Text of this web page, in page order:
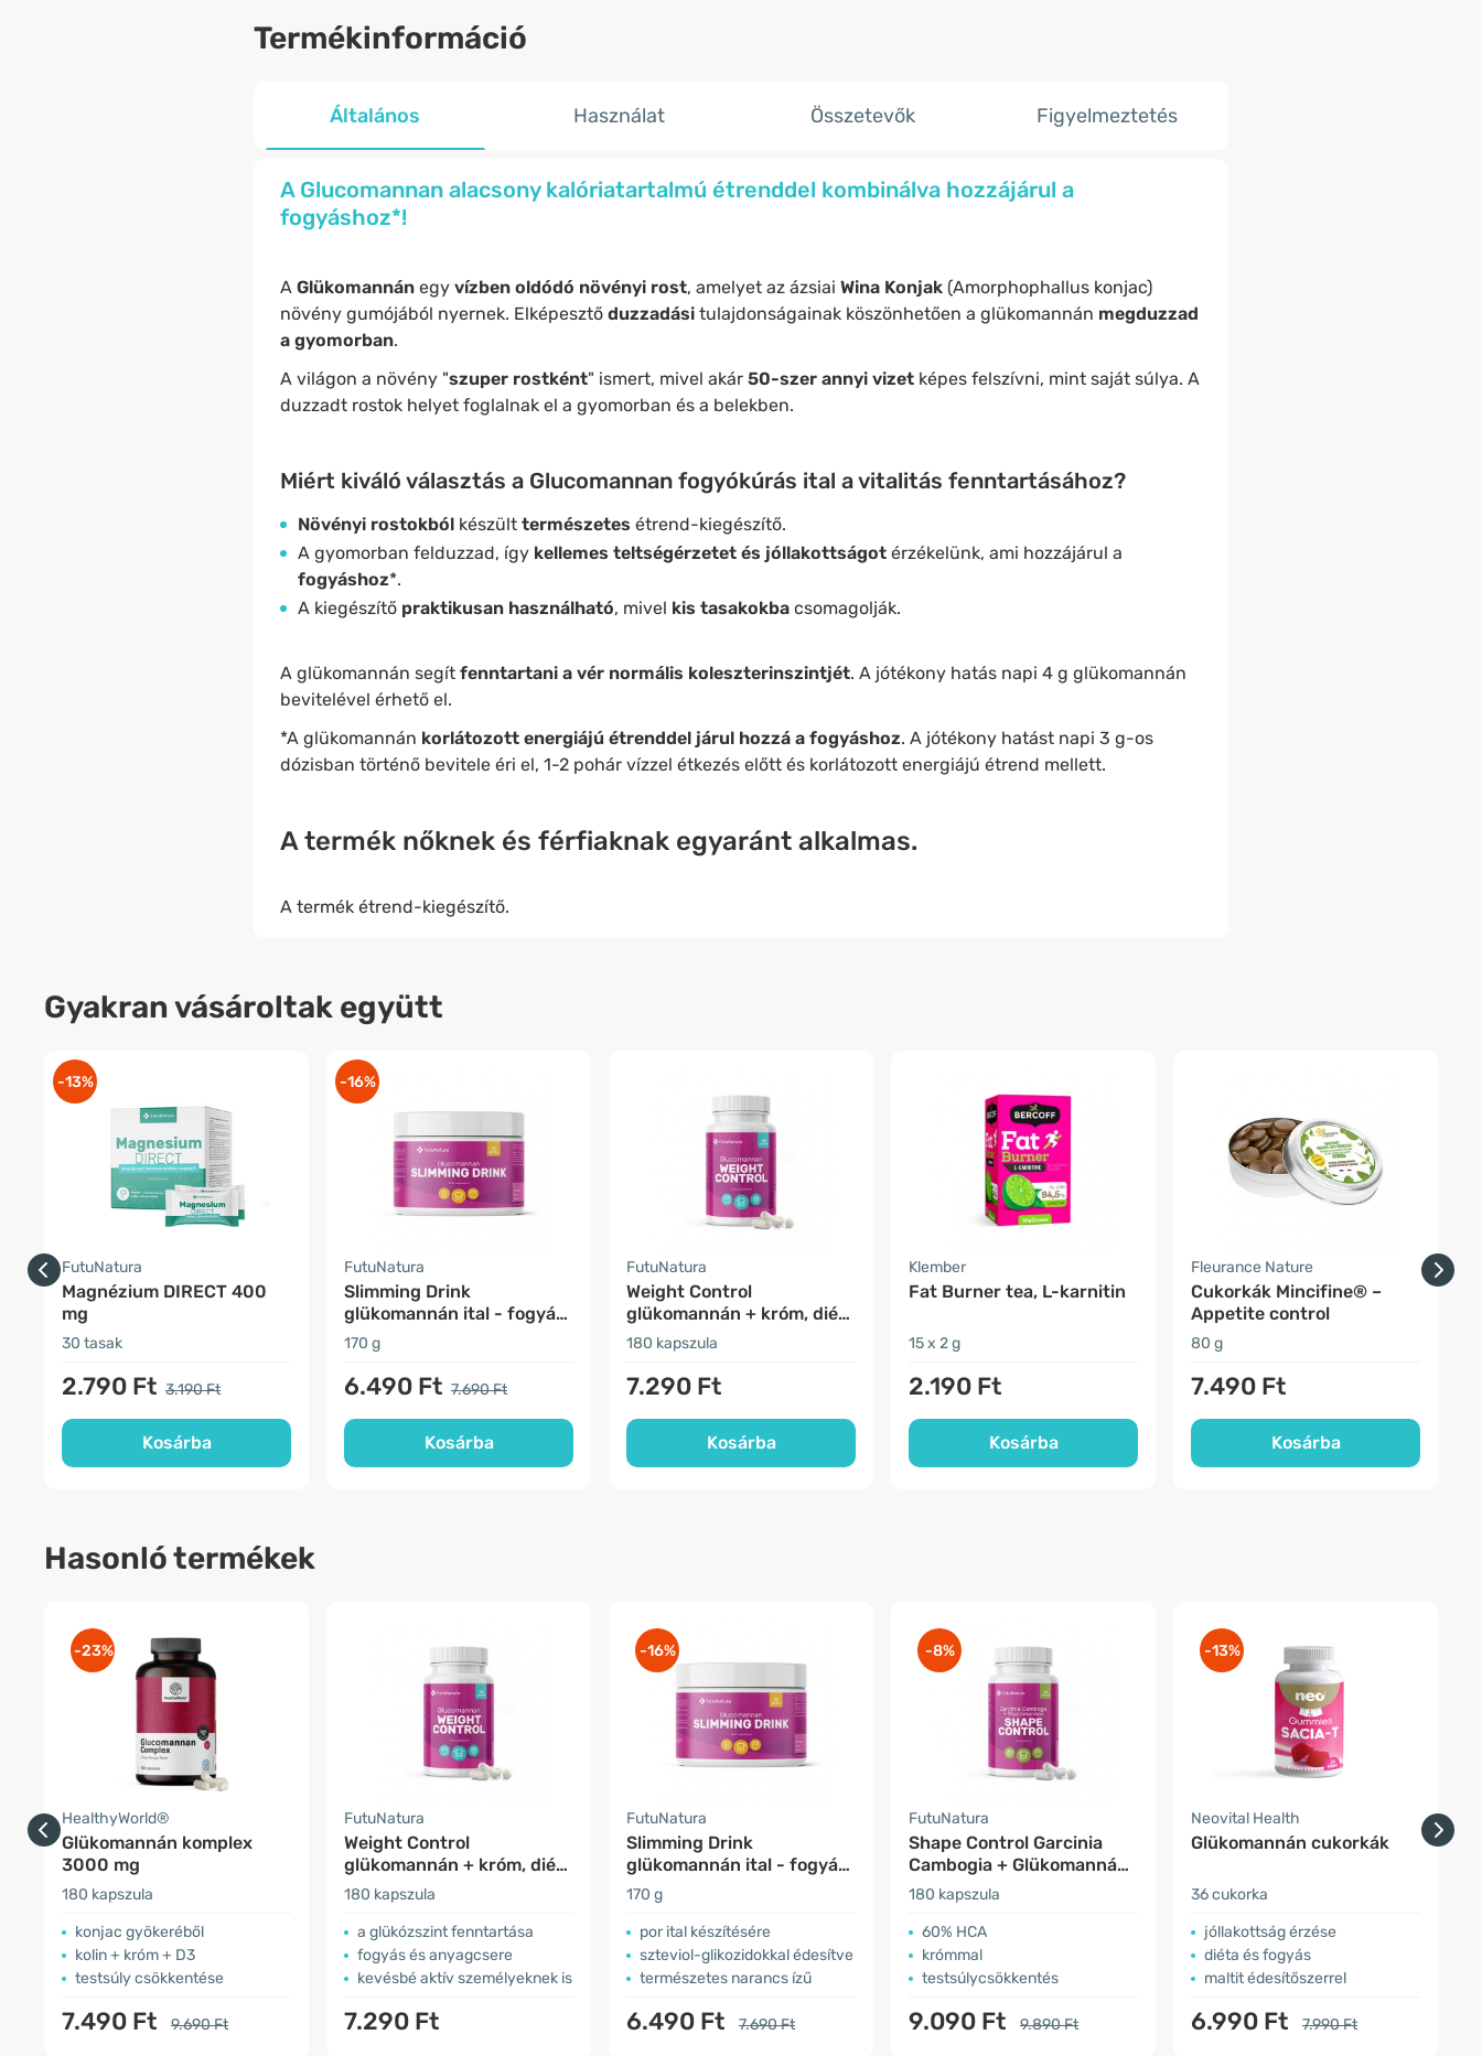
Termékinformáció
Általános Használat Összetevők Figyelmeztetés
A Glucomannan alacsony kalóriatartalmú étrenddel kombinálva hozzájárul a
fogyáshoz*!
A Glükomannánegy vízben oldódó növényi rost, amelyet az ázsiai Wina Konjak(Amorphophallus konjac)
növény gumójából nyernek. Elképesztő duzzadásitulajdonságainak köszönhetően a glükomannán megduzzad
a gyomorban.
A világon a növény "szuper rostként" ismert, mivel akár 50-szer annyi vizet képes felszívni, mint saját súlya. A
duzzadt rostok helyet foglalnak el a gyomorban és a belekben.
Miért kiváló választás a Glucomannan fogyókúrás ital a vitalitás fenntartásához?
Növényi rostokbólkészült természetes étrend-kiegészítő.
A gyomorban felduzzad, így kellemes teltségérzetet és jóllakottságot érzékelünk, ami hozzájárul a
fogyáshoz*.
A kiegészítő praktikusan használható, mivel kis tasakokbacsomagolják.
A glükomannán segít fenntartani a vér normális koleszterinszintjét. A jótékony hatás napi 4 g glükomannán
bevitelével érhető el.
*A glükomannán korlátozott energiájú étrenddel járul hozzá a fogyáshoz. A jótékony hatást napi 3 g-os
dózisban történő bevitele éri el, 1-2 pohár vízzel étkezés előtt és korlátozott energiájú étrend mellett.
A termék nőknek és férfiaknak egyaránt alkalmas.
A termék étrend-kiegészítő.
Gyakran vásároltak együtt
-13%
FutuNatura
Magnézium DIRECT 400
mg
30 tasak
2.790 Ft 3.190 Ft
Kosárba
-16%
FutuNatura
Slimming Drink
glükomannán ital - fogyás
és étvágycsökkenés
170 g
6.490 Ft 7.690 Ft
Kosárba
FutuNatura
Weight Control
glükomannán + króm, diéta
és étvágycsökkenés
180 kapszula
7.290 Ft
Kosárba
Klember
Fat Burner tea, L-karnitin
15 x 2 g
2.190 Ft
Kosárba
Fleurance Nature
Cukorkák Mincifine® –
Appetite control
80 g
7.490 Ft
Kosárba
Hasonló termékek
-23%
HealthyWorld®
Glükomannán komplex
3000 mg
180 kapszula
konjac gyökeréből
kolin + króm + D3
testsúly csökkentése
7.490 Ft 9.690 Ft
FutuNatura
Weight Control
glükomannán + króm, diéta
és étvágycsökkenés
180 kapszula
a glükózszint fenntartása
fogyás és anyagcsere
kevésbé aktív személyeknek is
7.290 Ft
-16%
FutuNatura
Slimming Drink
glükomannán ital - fogyás
és étvágycsökkenés
170 g
por ital készítésére
szteviol-glikozidokkal édesítve
természetes narancs ízű
6.490 Ft 7.690 Ft
-8%
FutuNatura
Shape Control Garcinia
Cambogia + Glükomannán,
fogyás és
étvágycsökkenés
180 kapszula
60% HCA
krómmal
testsúlycsökkentés
9.090 Ft 9.890 Ft
-13%
Neovital Health
Glükomannán cukorkák
36 cukorka
jóllakottság érzése
diéta és fogyás
maltit édesítőszerrel
6.990 Ft 7.990 Ft